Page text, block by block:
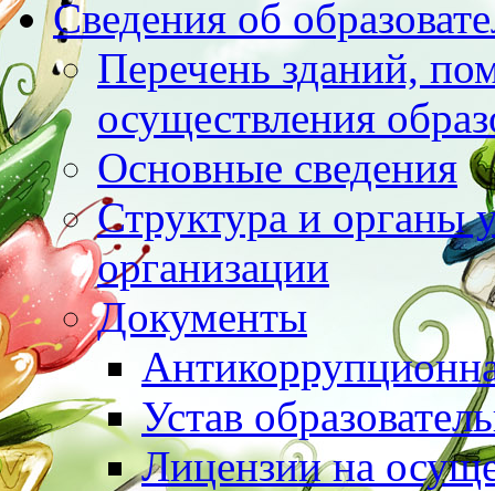
Сведения об
Перечень зданий,
осуществления
Основные сведения
Структура и органы
организации
Документы
Устав
Лицензии на